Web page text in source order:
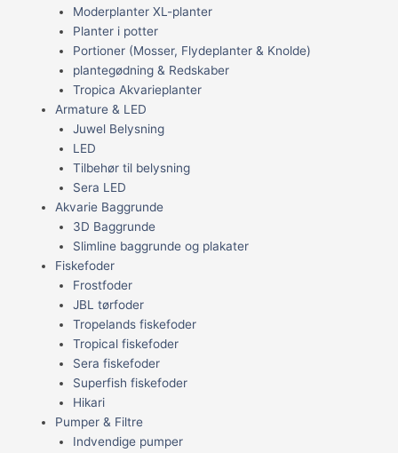
Moderplanter XL-planter
Planter i potter
Portioner (Mosser, Flydeplanter & Knolde)
plantegødning & Redskaber
Tropica Akvarieplanter
Armature & LED
Juwel Belysning
LED
Tilbehør til belysning
Sera LED
Akvarie Baggrunde
3D Baggrunde
Slimline baggrunde og plakater
Fiskefoder
Frostfoder
JBL tørfoder
Tropelands fiskefoder
Tropical fiskefoder
Sera fiskefoder
Superfish fiskefoder
Hikari
Pumper & Filtre
Indvendige pumper